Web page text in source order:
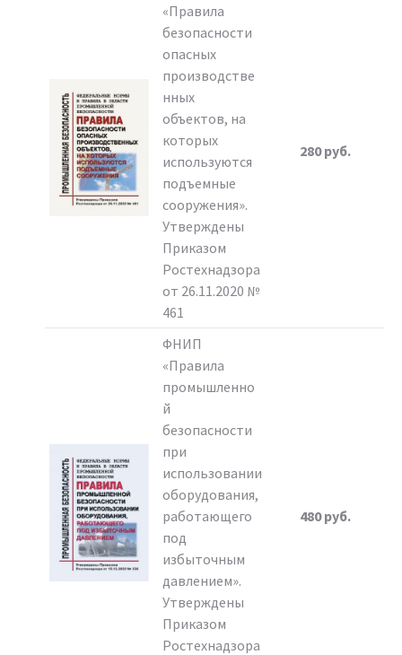
«Правила
безопасности
опасных
производстве
нных
объектов, на
которых
используются
подъемные
сооружения».
Утверждены
Приказом
Ростехнадзора
от 26.11.2020 №
461
280 руб.
ФНИП
«Правила
промышленно
й
безопасности
при
использовании
оборудования,
работающего
под
избыточным
давлением».
Утверждены
Приказом
Ростехнадзора
480 руб.